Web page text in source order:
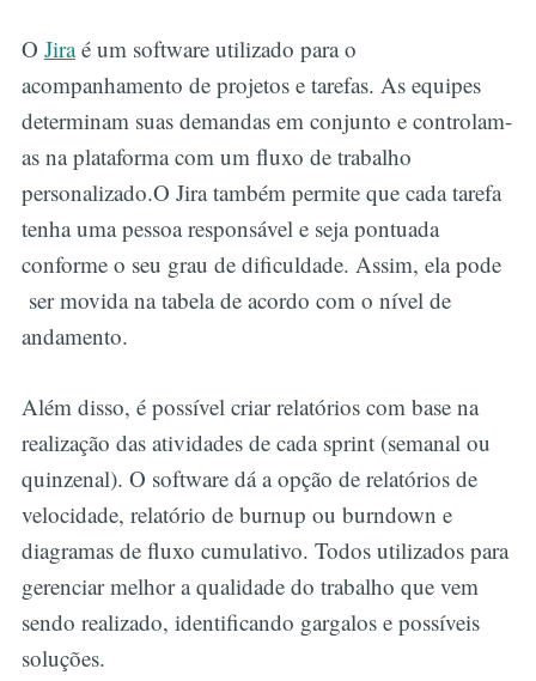
O Jiraé um software utilizado para o
acompanhamento de projetos e tarefas. As equipes
determinam suas demandas em conjunto e controlam-
as na plataforma com um fluxo de trabalho
personalizado.O Jira também permite que cada tarefa
tenha uma pessoa responsável e seja pontuada
conforme o seu grau de dificuldade. Assim, ela pode
ser movida na tabela de acordo com o nível de
andamento.
Além disso, é possível criar relatórios com base na
realização das atividades de cada sprint (semanal ou
quinzenal). O software dá a opção de relatórios de
velocidade, relatório de burnup ou burndown e
diagramas de fluxo cumulativo. Todos utilizados para
gerenciar melhor a qualidade do trabalho que vem
sendo realizado, identificando gargalos e possíveis
soluções.